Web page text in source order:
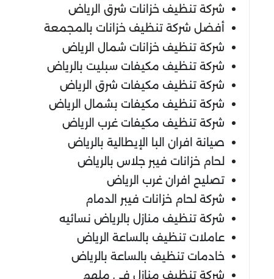
شركة تنظيف خزانات شرق الرياض
أفضل شركة تنظيف خزانات بالمجمعة
شركة تنظيف خزانات شمال الرياض
شركة تنظيف مكيفات سبليت بالرياض
شركة تنظيف مكيفات شرق الرياض
شركة تنظيف مكيفات بشمال الرياض
شركة تنظيف مكيفات غرب الرياض
صيانة افران البا الإيطالية بالرياض
لحام خزانات فيبر جلاس بالرياض
تصليح افران غرب الرياض
شركة لحام خزانات فيبر الدمام
شركة تنظيف منازل بالرياض نسائيه
عاملات تنظيف بالساعة الرياض
خادمات تنظيف بالساعة بالرياض
شركة تنظيف منازل في ملهم